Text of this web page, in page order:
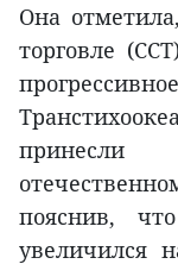
Она
торговле
принесли
пояснив,
увеличился